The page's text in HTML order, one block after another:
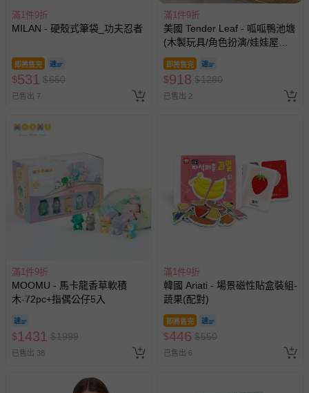
運送服務：目前提供的運送僅限台灣本島。如您位於離島地
區，可能會無法配送，或須依據商品需加收離島運費。廠商
亦保留出貨與否的權利。離島、偏遠地區、樓層親送等加價
費用，可能會另需加收。
商品實際的配達日期，可於訂單個人資料內的查詢訂單內，
已出貨通知之訊息為主。
情形，您可申請更換新品或退貨，請見：
若您對於會員帳號、商品訂購與資訊、購物流程、付款方
式、折價券與購物金的使用、退貨及商品運送方式等有疑
問，你可詳見：媽咪愛客服中心
。
預購商品：預購為海外同步代購，遇缺貨即會通知媽咪並協
助取消退款事宜。
商品如因「價格、組合」等錯誤原因，導致無法安排出貨，
償。
滿1件9折
MILAN - 硬殼式筆袋_功夫忍者
即將售完
$531 $650
已售出 7
滿1件9折
美國 Tender Leaf - 呱呱鴨池塘
(木製玩具/角色扮演/娃娃屋配
件)
即將售完
$918 $1280
已售出 2
滿1件9折
MOOMU - 馬卡龍香草軟積
木-72pc+指偶公仔5入
$1431 $1999
已售出 38
滿1件9折
韓國 Ariati - 場景磁性貼盒裝組-
蔬果(配對)
即將售完
$446 $550
已售出 6